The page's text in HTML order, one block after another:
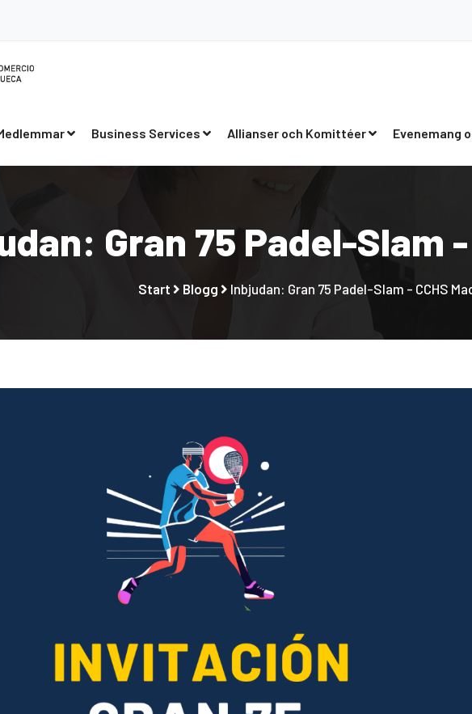
Business Services Allianser och Komittéer Evenemang
Gran 75 Padel-Slam -
Start Blogg Inbjudan: Gran 75 Padel-Slam - CCHS